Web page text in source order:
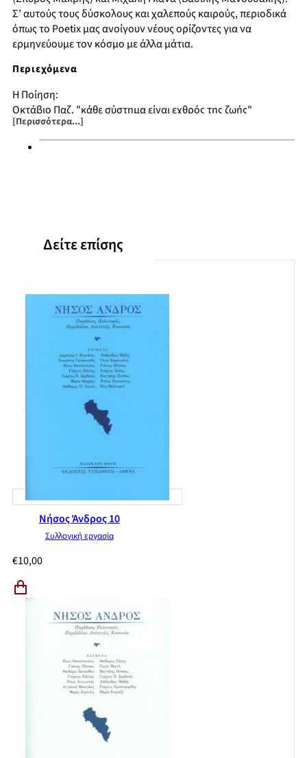
Σ’ αυτούς τους δύσκολους και χαλεπούς καιρούς, περιοδικά
όπως το Poetix μας ανοίγουν νέους ορίζοντες για να
ερμηνεύουμε τον κόσμο με άλλα μάτια.
Περιεχόμενα
Η Ποίηση:
Οκτάβιο Παζ, "κάθε σύστημα είναι εχθρός της ζωής"
Η εξουσία δεν αγαπά τους ποιητές
Τα τρυφερά κουμπιά της Γερτρούδης Στάιν
Anne Carson
Lawrence Ferlinghetti
Βλαντιμίρ Μαγιακόφσκι
Λιάνα Σακελλίου
Κωνσταντίνος Μπολέτης
Raul Gomez Jattin
Παναγιώτης Φραντζής
Αναστασία Παρασκευουλάκου
Ένας κόσμος που χάθηκε σαν καπνός
Ο Γκάρυ Σνάιντερ και η τέχνη της ζωής
Εβδομήντα χρόνια από το θάνατο του Καίσαρα Βαλιέχο
The beat goes on
Ο ύπνος του καπνιστή του Μιχάλη Γκανά
Μορφώματα αρχαίου κάλλους
Miscellanea.
[Περισσότερα...]
Δείτε επίσης
Νήσος Άνδρος 10
Συλλογική εργασία
€10,00